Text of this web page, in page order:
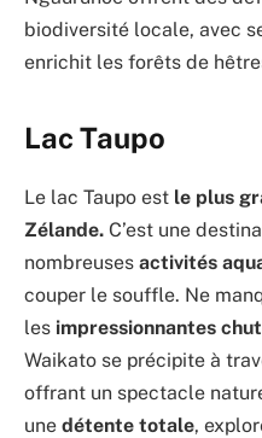
biodiversité locale, avec
enrichit les forêts de
Lac Taupo
Le lac Taupo est le plus
Zélande. C’est une
nombreuses activités
couper le souffle. Ne
les impressionnantes
Waikato se précipite à
offrant un spectacle
une détente totale,